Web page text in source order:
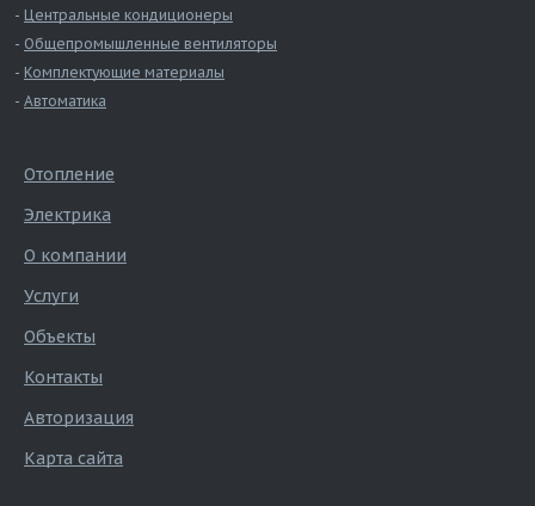
Центральные кондиционеры
Общепромышленные вентиляторы
Комплектующие материалы
Автоматика
Отопление
Электрика
О компании
Услуги
Объекты
Контакты
Авторизация
Карта сайта